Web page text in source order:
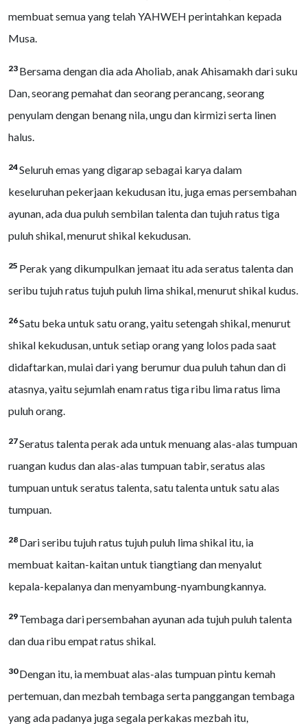
membuat semua yang telah YAHWEH perintahkan kepada
Musa.
23 Bersama dengan dia ada Aholiab, anak Ahisamakh dari suku
Dan, seorang pemahat dan seorang perancang, seorang
penyulam dengan benang nila, ungu dan kirmizi serta linen
halus.
24Seluruh emas yang digarap sebagai karya dalam
keseluruhan pekerjaan kekudusan itu, juga emas persembahan
ayunan, ada dua puluh sembilan talenta dan tujuh ratus tiga
puluh shikal, menurut shikal kekudusan.
25 Perak yang dikumpulkan jemaat itu ada seratus talenta dan
seribu tujuh ratus tujuh puluh lima shikal, menurut shikal kudus.
26Satu beka untuk satu orang, yaitu setengah shikal, menurut
shikal kekudusan, untuk setiap orang yang lolos pada saat
didaftarkan, mulai dari yang berumur dua puluh tahun dan di
atasnya, yaitu sejumlah enam ratus tiga ribu lima ratus lima
puluh orang.
27Seratus talenta perak ada untuk menuang alas-alas tumpuan
ruangan kudus dan alas-alas tumpuan tabir, seratus alas
tumpuan untuk seratus talenta, satu talenta untuk satu alas
tumpuan.
28 Dari seribu tujuh ratus tujuh puluh lima shikal itu, ia
membuat kaitan-kaitan untuk tiangtiang dan menyalut
kepala-kepalanya dan menyambung-nyambungkannya.
29 Tembaga dari persembahan ayunan ada tujuh puluh talenta
dan dua ribu empat ratus shikal.
30Dengan itu, ia membuat alas-alas tumpuan pintu kemah
pertemuan, dan mezbah tembaga serta panggangan tembaga
yang ada padanya juga segala perkakas mezbah itu,